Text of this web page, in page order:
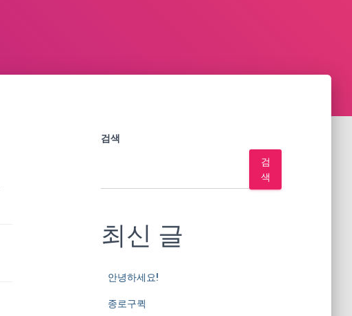
검색
검
색
최신 글
안녕하세요!
종로구퀵